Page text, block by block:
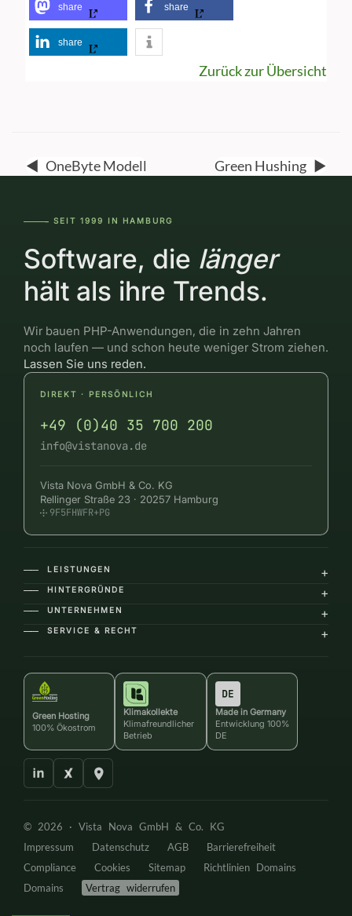
share share
share
Zurück zur Übersicht
◀ OneByte Modell Green Hushing ▶
―――-- SEIT 1999 IN HAMBURG
Software, die länger
hält als ihre Trends.
Wir bauen PHP-Anwendungen, die in zehn Jahren
noch laufen — und schon heute weniger Strom ziehen.
Lassen Sie uns reden.
DIREKT · PERSÖNLICH
+49 (0)40 35 700 200
info@vistanova.de
Vista Nova GmbH & Co. KG
Rellinger Straße 23 · 20257 Hamburg
9F5FHWFR+PG
―― LEISTUNGEN +
―― HINTERGRÜNDE +
―― UNTERNEHMEN +
―― SERVICE & RECHT +
Green Hosting
100% Ökostrom
Klimakollekte
Klimafreundlicher
Betrieb
Made in Germany
Entwicklung 100%
DE
© 2026 · Vista Nova GmbH & Co. KG
Impressum
Datenschutz AGB
Barrierefreiheit
Compliance
Cookies Sitemap
Richtlinien Domains
Domains
Vertrag widerrufen